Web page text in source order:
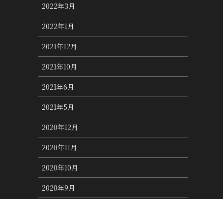
2022年3月
2022年1月
2021年12月
2021年10月
2021年6月
2021年5月
2020年12月
2020年11月
2020年10月
2020年9月